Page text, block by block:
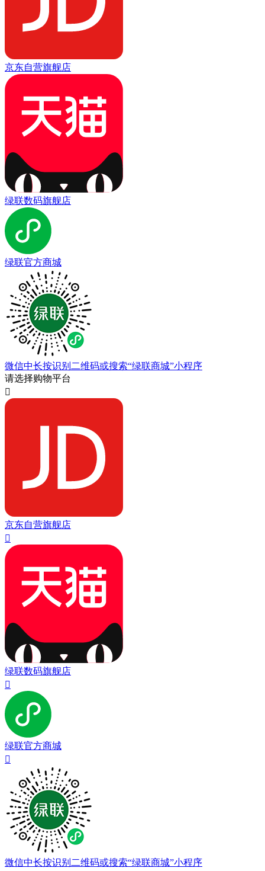
京东自营旗舰店
绿联数码旗舰店
绿联官方商城
微信中长按识别二维码或搜索“绿联商城”小程序
请选择购物平台

京东自营旗舰店

绿联数码旗舰店

绿联官方商城

微信中长按识别二维码或搜索“绿联商城”小程序